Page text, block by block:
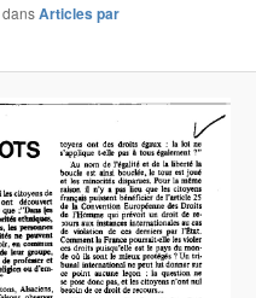
dansArticles par